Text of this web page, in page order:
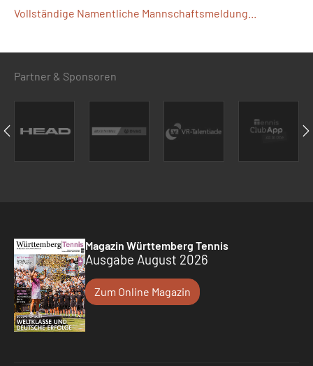
Vollständige Namentliche Mannschaftsmeldung...
Partner & Sponsoren
Magazin Württemberg Tennis
Ausgabe August 2026
Zum Online Magazin